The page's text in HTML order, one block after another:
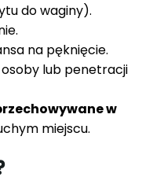
do waginy).
na pęknięcie.
lub penetracji
w
miejscu.